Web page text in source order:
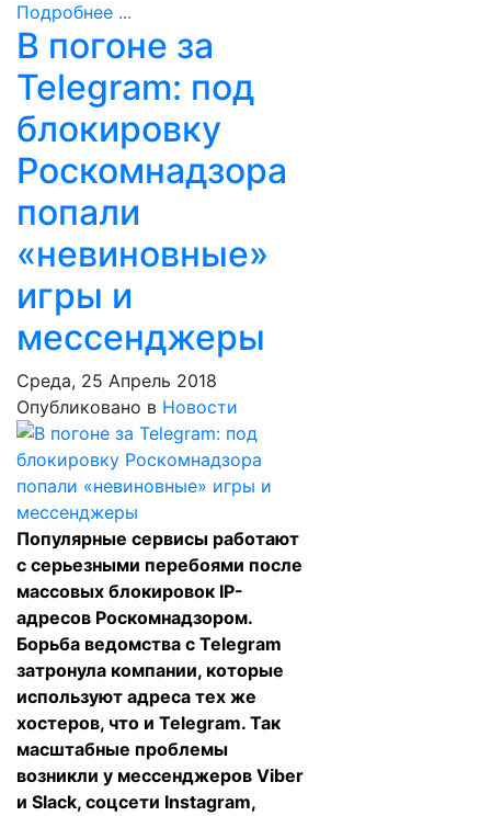
Подробнее ...
В погоне за
Telegram: под
блокировку
Роскомнадзора
попали
«невиновные»
игры и
мессенджеры
Среда, 25 Апрель 2018
Опубликовано в Новости
Популярные сервисы работают
с серьезными перебоями после
массовых блокировок IP-
адресов Роскомнадзором.
Борьба ведомства с Telegram
затронула компании, которые
используют адреса тех же
хостеров, что и Telegram. Так
масштабные проблемы
возникли у мессенджеров Viber
и Slack, соцсети Instagram,